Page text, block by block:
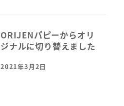
ORIJENパピーからオリ
ジナルに切り替えました
投稿日
2021年3月2日